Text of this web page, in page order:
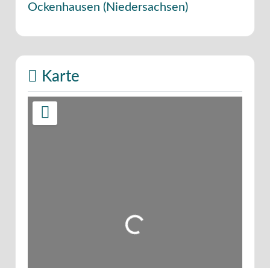
Ockenhausen (Niedersachsen)
Karte
Wird geladen …